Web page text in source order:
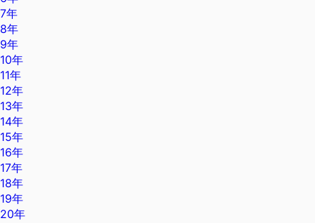
7年
8年
9年
10年
11年
12年
13年
14年
15年
16年
17年
18年
19年
20年